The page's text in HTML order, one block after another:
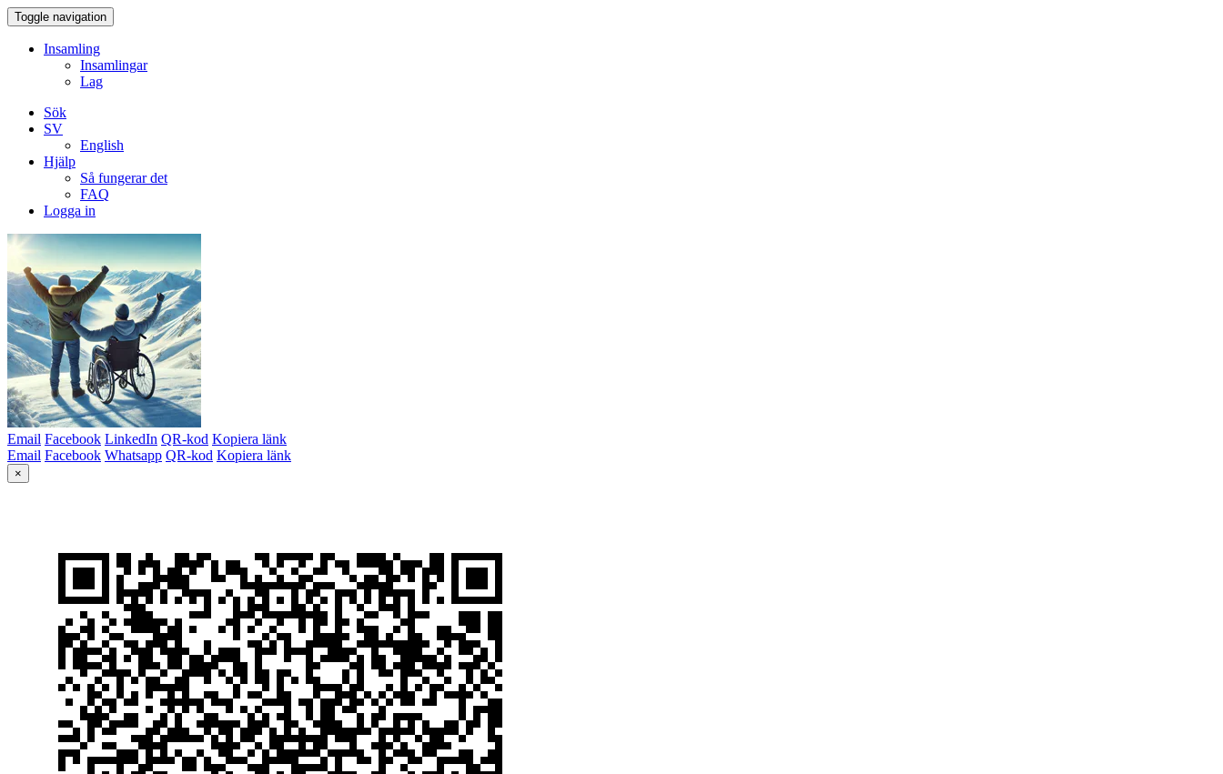
Toggle navigation
Insamling
Insamlingar
Lag
Sök
SV
English
Hjälp
Så fungerar det
FAQ
Logga in
Email Facebook LinkedIn QR-kod Kopiera länk
Email Facebook Whatsapp QR-kod Kopiera länk
×